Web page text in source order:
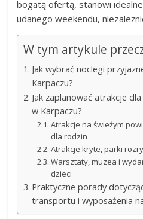
bogatą ofertą, stanowi
udanego weekendu,
W tym artykule
Jak wybrać noclegi
Karpaczu?
Jak zaplanować atrakcje
w Karpaczu?
Atrakcje na świeżym
dla rodzin
Atrakcje kryte, parki
Warsztaty, muzea i
dzieci
Praktyczne porady
transportu i wyposażenia